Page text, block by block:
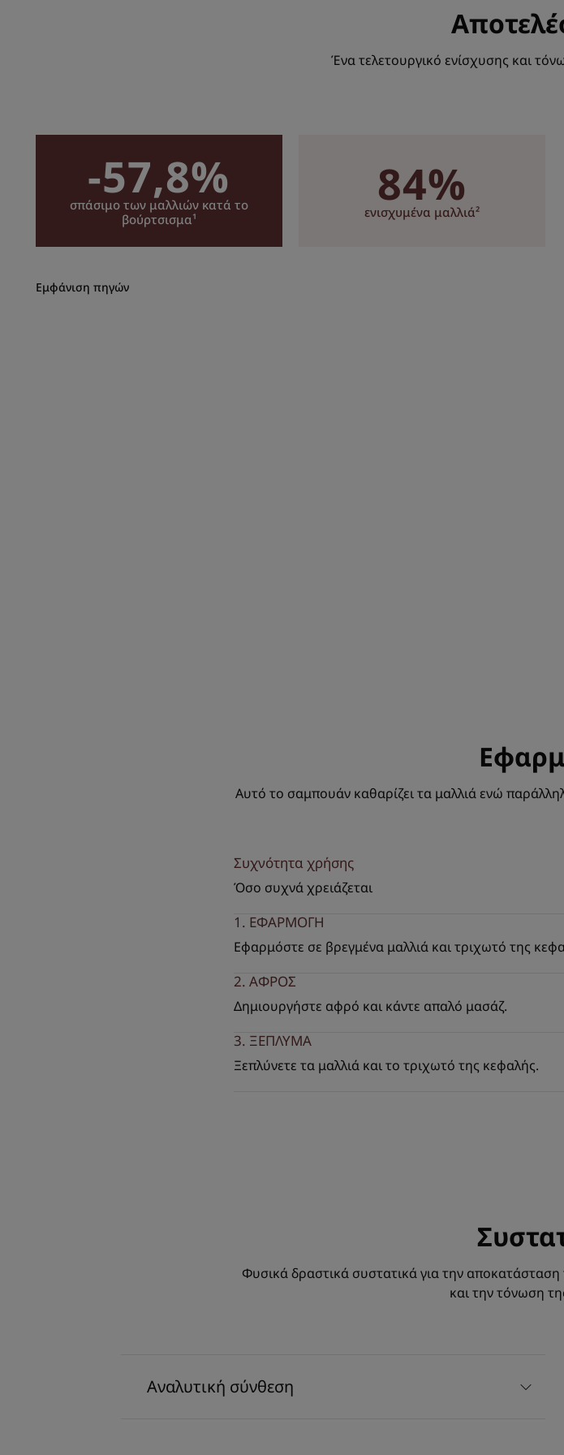
Ένα τελετουργικό ενίσχυσης και
-57,8%
σπάσιμο των μαλλιών κατά το
βούρτσισμα¹
84%
ενισχυμένα μαλλιά²
Εμφάνιση πηγών
Αυτό το σαμπουάν καθαρίζει τα μαλλιά ενώ
Συχνότητα χρήσης
Όσο συχνά χρειάζεται
1. ΕΦΑΡΜΟΓΗ
Εφαρμόστε σε βρεγμένα μαλλιά και τριχωτό της
2. ΑΦΡΟΣ
Δημιουργήστε αφρό και κάντε απαλό μασάζ.
3. ΞΕΠΛΥΜΑ
Ξεπλύνετε τα μαλλιά και το τριχωτό της κεφαλής.
Φυσικά δραστικά συστατικά για την
και την τόνωση
Αναλυτική σύνθεση